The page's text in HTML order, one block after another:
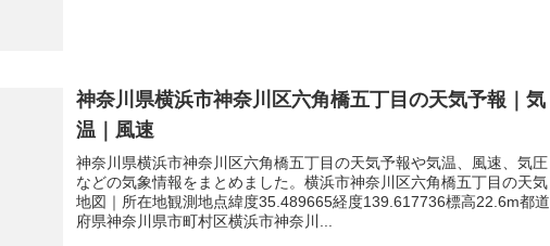
神奈川県横浜市神奈川区六角橋五丁目の天気予報｜気
温｜風速
神奈川県横浜市神奈川区六角橋五丁目の天気予報や気温、風速、気圧
などの気象情報をまとめました。横浜市神奈川区六角橋五丁目の天気
地図｜所在地観測地点緯度35.489665経度139.617736標高22.6m都道
府県神奈川県市町村区横浜市神奈川...